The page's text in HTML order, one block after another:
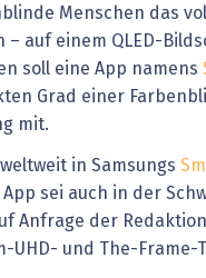
Menschen das
auf einem QLED-
soll eine App namens
Grad einer
mit.
in Samsungs
sei auch in der
Anfrage der
UHD- und The-Frame-